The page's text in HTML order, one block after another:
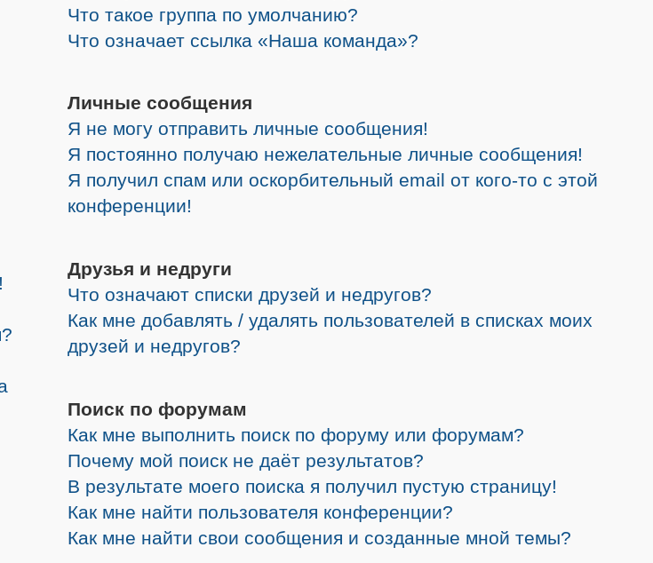
Что такое группа по умолчанию?
Что означает ссылка «Наша команда»?
Личные сообщения
Я не могу отправить личные сообщения!
Я постоянно получаю нежелательные личные сообщения!
Я получил спам или оскорбительный email от кого-то с этой
конференции!
Друзья и недруги
Что означают списки друзей и недругов?
Как мне добавлять / удалять пользователей в списках моих
друзей и недругов?
Поиск по форумам
Как мне выполнить поиск по форуму или форумам?
Почему мой поиск не даёт результатов?
В результате моего поиска я получил пустую страницу!
Как мне найти пользователя конференции?
Как мне найти свои сообщения и созданные мной темы?